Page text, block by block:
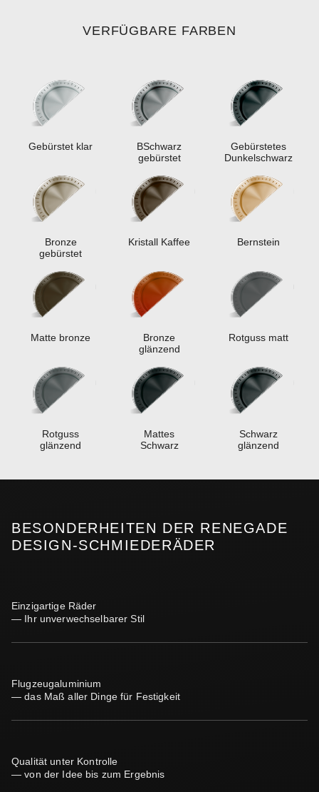
VERFÜGBARE FARBEN
Gebürstet klar
ВSchwarz
gebürstet
Gebürstetes
Dunkelschwarz
Bronze
gebürstet
Kristall Kaffee Bernstein
Matte bronze
Bronze
glänzend
Rotguss matt
Rotguss
glänzend
Mattes
Schwarz
Schwarz
glänzend
BESONDERHEITEN DER RENEGADE
DESIGN-SCHMIEDERÄDER
Einzigartige Räder
— Ihr unverwechselbarer Stil
Flugzeugaluminium
— das Maß aller Dinge für Festigkeit
Qualität unter Kontrolle
— von der Idee bis zum Ergebnis